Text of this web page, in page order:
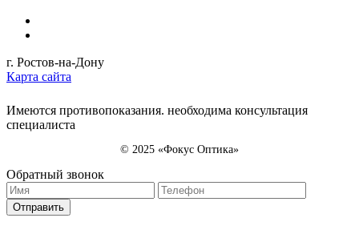
г. Ростов-на-Дону
Карта сайта
Имеются противопоказания. необходима консультация
специалиста
© 2025 «Фокус Оптика»
Обратный звонок
Отправить